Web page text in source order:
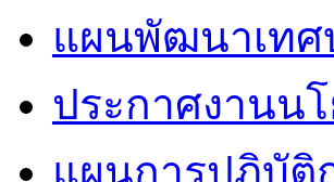
แผนพัฒนาเทศ
ประกาศงานน
แผนการปฎิบัติ